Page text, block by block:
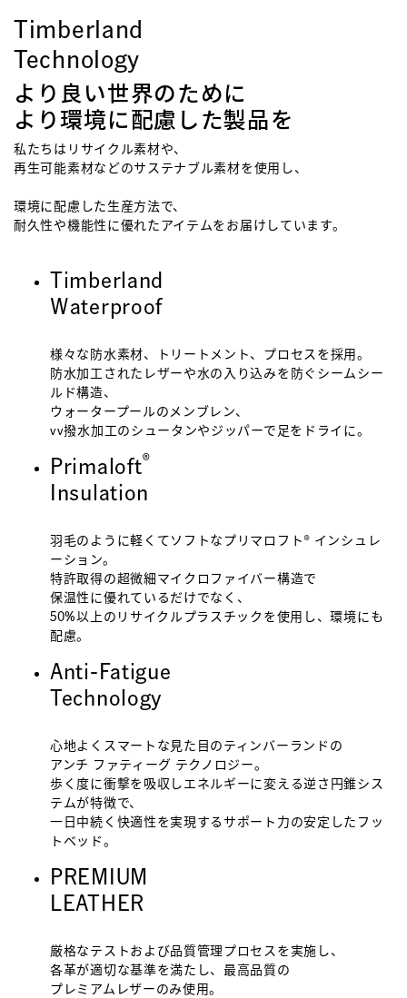
Timberland
Technology
より良い世界のために
より環境に配慮した製品を
私たちはリサイクル素材や、
再生可能素材などのサステナブル素材を使用し、
環境に配慮した生産方法で、
耐久性や機能性に優れたアイテムをお届けしています。
Timberland
Waterproof
様々な防水素材、トリートメント、プロセスを採用。
防水加工されたレザーや水の入り込みを防ぐシームシー
ルド構造、
ウォータープールのメンブレン、
vv撥水加工のシュータンやジッパーで足をドライに。
Primaloft®
Insulation
羽毛のように軽くてソフトなプリマロフト® インシュレ
ーション。
特許取得の超微細マイクロファイバー構造で
保温性に優れているだけでなく、
50%以上のリサイクルプラスチックを使用し、環境にも
配慮。
Anti-Fatigue
Technology
心地よくスマートな見た目のティンバーランドの
アンチ ファティーグ テクノロジー。
歩く度に衝撃を吸収しエネルギーに変える逆さ円錐シス
テムが特徴で、
一日中続く快適性を実現するサポート力の安定したフッ
トベッド。
PREMIUM
LEATHER
厳格なテストおよび品質管理プロセスを実施し、
各革が適切な基準を満たし、最高品質の
プレミアムレザーのみ使用。